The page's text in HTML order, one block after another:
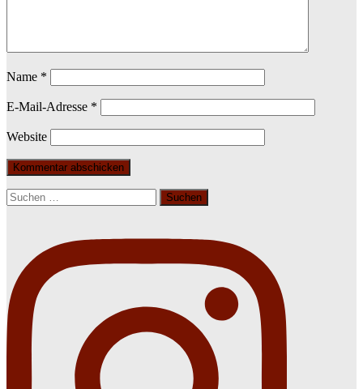
Name *
E-Mail-Adresse *
Website
Suchen
nach: